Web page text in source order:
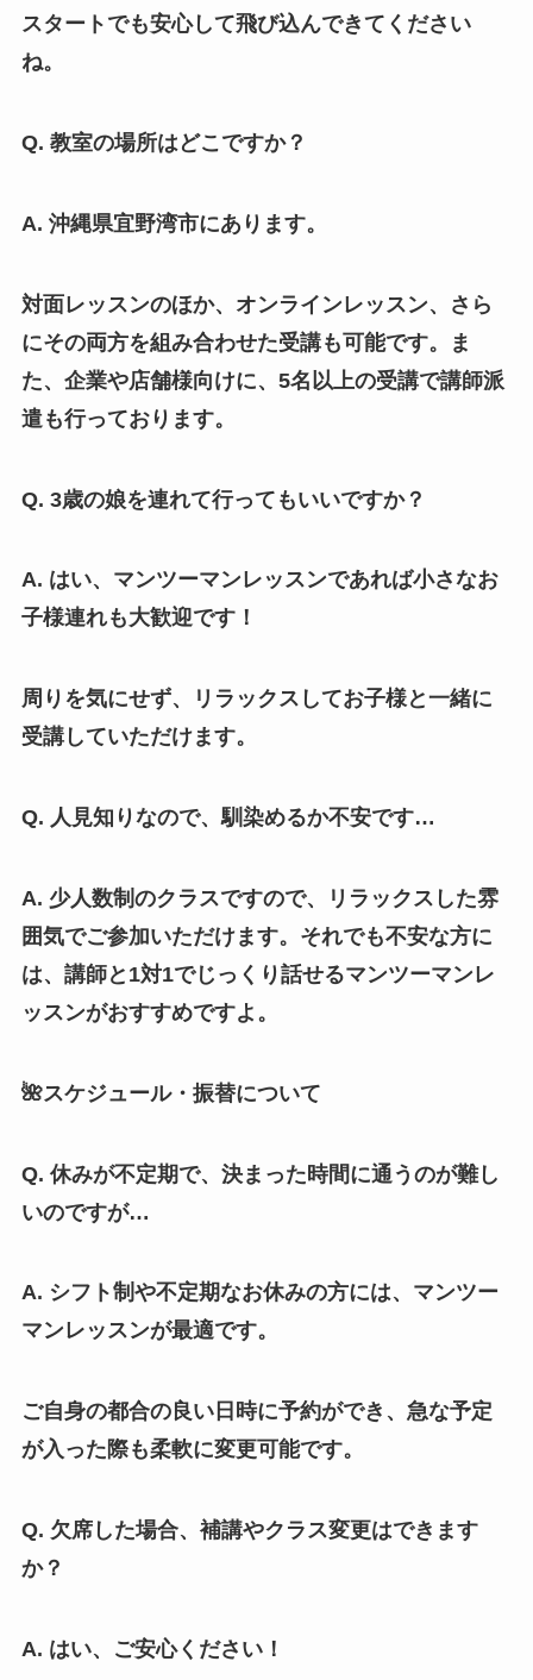
スタートでも安心して飛び込んできてください
ね。
Q. 教室の場所はどこですか？
A. 沖縄県宜野湾市にあります。
対面レッスンのほか、オンラインレッスン、さら
にその両方を組み合わせた受講も可能です。ま
た、企業や店舗様向けに、5名以上の受講で講師派
遣も行っております。
Q. 3歳の娘を連れて行ってもいいですか？
A. はい、マンツーマンレッスンであれば小さなお
子様連れも大歓迎です！
周りを気にせず、リラックスしてお子様と一緒に
受講していただけます。
Q. 人見知りなので、馴染めるか不安です…
A. 少人数制のクラスですので、リラックスした雰
囲気でご参加いただけます。それでも不安な方に
は、講師と1対1でじっくり話せるマンツーマンレ
ッスンがおすすめですよ。
🌺スケジュール・振替について
Q. 休みが不定期で、決まった時間に通うのが難し
いのですが…
A. シフト制や不定期なお休みの方には、マンツー
マンレッスンが最適です。
ご自身の都合の良い日時に予約ができ、急な予定
が入った際も柔軟に変更可能です。
Q. 欠席した場合、補講やクラス変更はできます
か？
A. はい、ご安心ください！